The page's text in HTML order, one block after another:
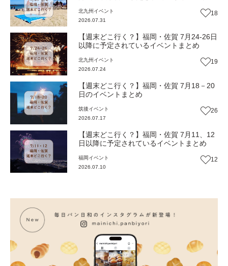
北九州 イベント
2026.07.31
18
【週末どこ行く？】福岡・佐賀 7月24-26日
以降に予定されているイベントまとめ
北九州 イベント
2026.07.24
19
【週末どこ行く？】福岡・佐賀 7月18－20
日のイベントまとめ
筑後イベント
2026.07.17
26
【週末どこ行く？】福岡・佐賀 7月11、12
日以降に予定されているイベントまとめ
福岡 イベント
2026.07.10
12